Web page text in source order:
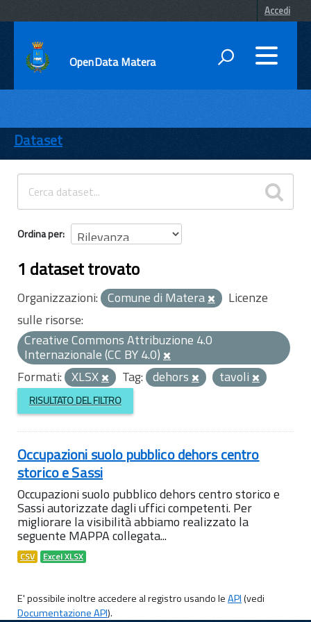
Accedi
OpenData Matera
ENTI
TEMI
INFORMAZIONI
Dataset
Ordina per
1 dataset trovato
Organizzazioni: Comune di Matera
Licenze
sulle risorse:
Creative Commons Attribuzione 4.0
Internazionale (CC BY 4.0)
Formati: XLSX Tag: dehors tavoli
RISULTATO DEL FILTRO
Occupazioni suolo pubblico dehors centro
storico e Sassi
Occupazioni suolo pubblico dehors centro storico e
Sassi autorizzate dagli uffici competenti. Per
migliorare la visibilità abbiamo realizzato la
seguente MAPPA collegata...
CSV Excel XLSX
E' possibile inoltre accedere al registro usando leAPI(vedi
Documentazione API).